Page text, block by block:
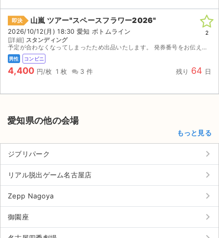
即決 山嵐 ツアー"スペースフラワー2026"
2026/10/12(月) 18:30 愛知 ボトムライン
[詳細] スタンディング
予定が合わなくなってしまったため出品いたします。 発券番号をお伝えしますのでファミリーマートにて紙チケットを発券してください。
男性 コンビニ
4,400 円/枚 1 枚 3 件 残り 64 日
2
愛知県の他の会場
もっと見る
ジブリパーク keyboard_arrow_right
リアル脱出ゲーム名古屋店 keyboard_arrow_right
Zepp Nagoya keyboard_arrow_right
御園座 keyboard_arrow_right